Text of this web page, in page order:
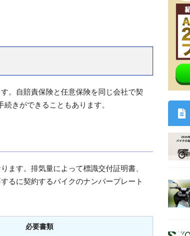
。自賠責保険と任意保険を同じ会社で契
きができることもあります。
ます。排気量によって標識交付証明書、
るに契約するバイクのナンバープレート
必要書類